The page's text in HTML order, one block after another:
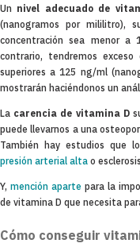
Un nivel adecuado de
(nanogramos por mililitro),
concentración sea menor
contrario, tendremos
superiores a 125 ng/ml
mostrarán haciéndonos un
La carencia de vitamina D
puede llevarnos a una
También hay estudios que
presión arterial altao
Y, mención aparte para la
de vitamina D que necesita
Cómo conseguir